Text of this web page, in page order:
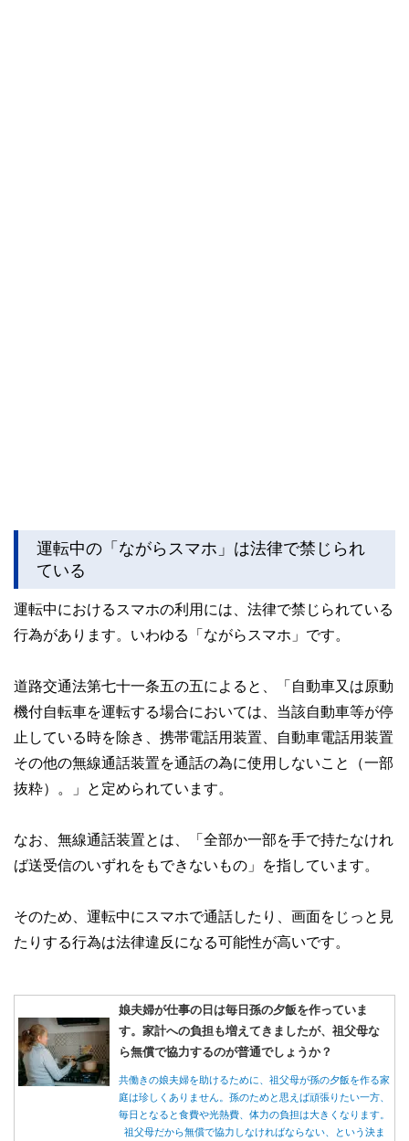
運転中の「ながらスマホ」は法律で禁じられ
ている
運転中におけるスマホの利用には、法律で禁じられている
行為があります。いわゆる「ながらスマホ」です。
道路交通法第七十一条五の五によると、「自動車又は原動
機付自転車を運転する場合においては、当該自動車等が停
止している時を除き、携帯電話用装置、自動車電話用装置
その他の無線通話装置を通話の為に使用しないこと（一部
抜粋）。」と定められています。
なお、無線通話装置とは、「全部か一部を手で持たなけれ
ば送受信のいずれをもできないもの」を指しています。
そのため、運転中にスマホで通話したり、画面をじっと見
たりする行為は法律違反になる可能性が高いです。
娘夫婦が仕事の日は毎日孫の夕飯を作っていま
す。家計への負担も増えてきましたが、祖父母な
ら無償で協力するのが普通でしょうか？
共働きの娘夫婦を助けるために、祖父母が孫の夕飯を作る家
庭は珍しくありません。孫のためと思えば頑張りたい一方、
毎日となると食費や光熱費、体力の負担は大きくなります。
祖父母だから無償で協力しなければならない、という決ま